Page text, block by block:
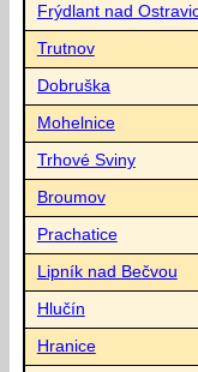
Frýdlant nad
Trutnov
Dobruška
Mohelnice
Trhové Sviny
Broumov
Prachatice
Lipník nad Bečvou
Hlučín
Hranice